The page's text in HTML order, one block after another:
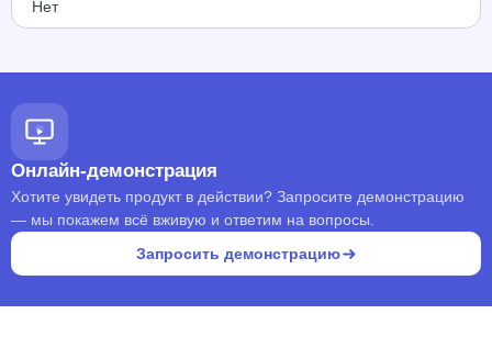
Нет
Онлайн-демонстрация
Хотите увидеть продукт в действии? Запросите демонстрацию
— мы покажем всё вживую и ответим на вопросы.
Запросить демонстрацию